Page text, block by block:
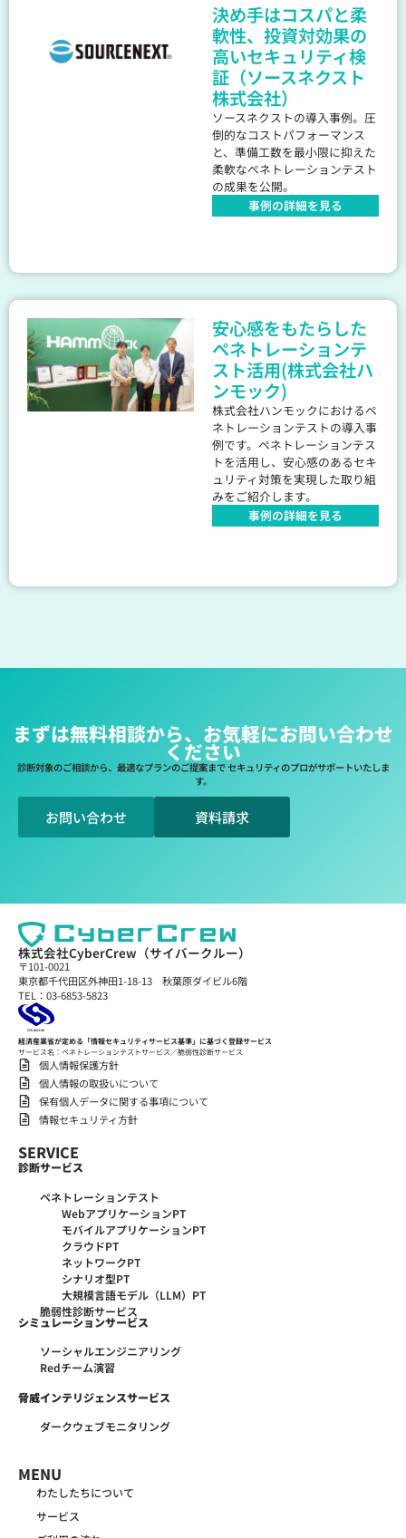
決め手はコスパと柔
軟性、投資対効果の
高いセキュリティ検
証（ソースネクスト
株式会社）
ソースネクストの導入事例。圧
倒的なコストパフォーマンス
と、準備工数を最小限に抑えた
柔軟なペネトレーションテスト
の成果を公開。
事例の詳細を見る
安心感をもたらした
ペネトレーションテ
スト活用(株式会社ハ
ンモック)
株式会社ハンモックにおけるペ
ネトレーションテストの導入事
例です。ペネトレーションテス
トを活用し、安心感のあるセキ
ュリティ対策を実現した取り組
みをご紹介します。
事例の詳細を見る
まずは無料相談から、お気軽にお問い合わせ
ください
診断対象のご相談から、最適なプランのご提案まで セキュリティのプロがサポートいたしま
す。
お問い合わせ 資料請求
株式会社CyberCrew（サイバークルー）
〒101-0021
東京都千代田区外神田1-18-13 秋葉原ダイビル6階
TEL：03-6853-5823
経済産業省が定める「情報セキュリティサービス基準」に基づく登録サービス
サービス名：ペネトレーションテストサービス／脆弱性診断サービス
個人情報保護方針
個人情報の取扱いについて
保有個人データに関する事項について
情報セキュリティ方針
SERVICE
診断サービス
ペネトレーションテスト
WebアプリケーションPT
モバイルアプリケーションPT
クラウドPT
ネットワークPT
シナリオ型PT
大規模言語モデル（LLM）PT
脆弱性診断サービス
シミュレーションサービス
ソーシャルエンジニアリング
Redチーム演習
脅威インテリジェンスサービス
ダークウェブモニタリング
MENU
わたしたちについて
サービス